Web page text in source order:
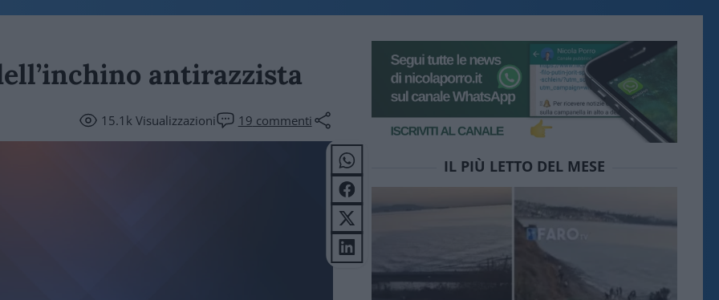
antirazzista
15.1kVisualizzazioni 19 commenti
IL PIÙ LETTO DEL MESE